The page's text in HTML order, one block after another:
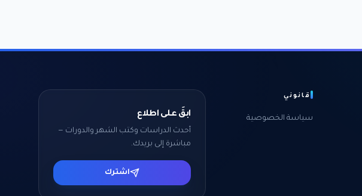
قانوني
سياسة الخصوصية
ابقَ على اطلاع
أحدث الدراسات وكتب الشهر والدورات —
مباشرة إلى بريدك.
اشترك